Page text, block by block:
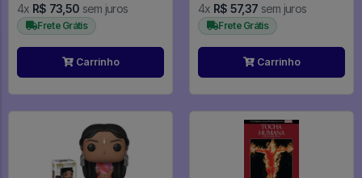
4x R$ 73,50 sem juros
Frete Grátis
Carrinho
4x R$ 57,37 sem juros
Frete Grátis
Carrinho